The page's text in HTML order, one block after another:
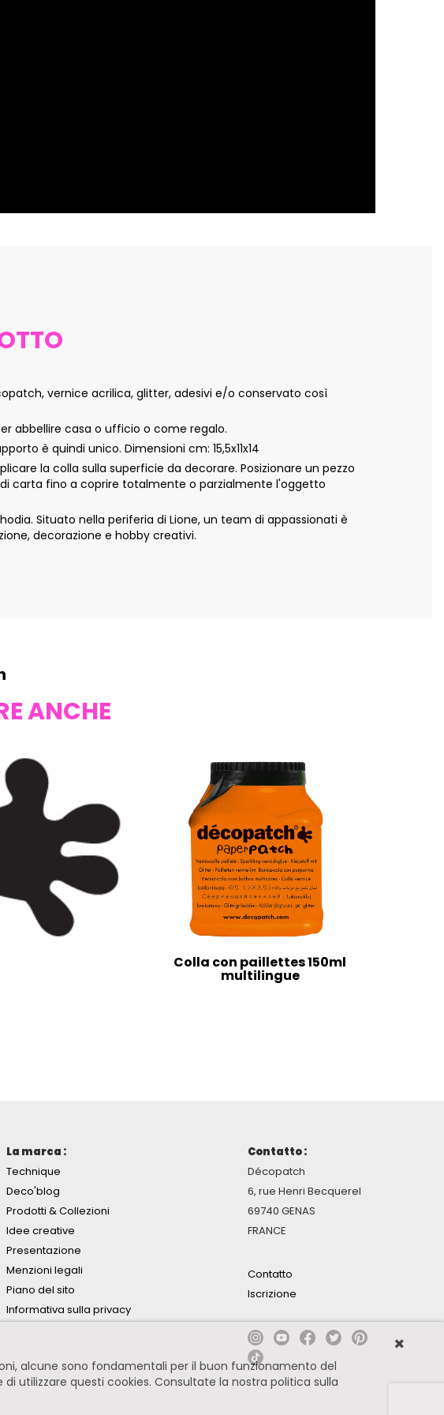
vernice acrilica, glitter, adesivi e/o conservato così
abbellire casa o ufficio o come regalo.
è quindi unico. Dimensioni cm: 15,5x11x14
la colla sulla superficie da decorare. Posizionare un pezzo
carta fino a coprire totalmente o parzialmente l'oggetto
Situato nella periferia di Lione, un team di appassionati è
decorazione e hobby creativi.
ANCHE
Colla con paillettes 150ml
multilingue
La marca :
Technique
Deco'blog
Prodotti & Collezioni
Idee creative
Presentazione
Menzioni legali
Piano del sito
Informativa sulla privacy
Contatto :
Décopatch
6, rue Henri Becquerel
69740 GENAS
FRANCE
Contatto
Iscrizione
alcune sono fondamentali per il buon funzionamento del
utilizzare questi cookies. Consultate la nostra politica sulla